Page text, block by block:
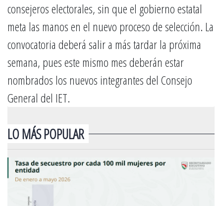
consejeros electorales, sin que el gobierno estatal
meta las manos en el nuevo proceso de selección. La
convocatoria deberá salir a más tardar la próxima
semana, pues este mismo mes deberán estar
nombrados los nuevos integrantes del Consejo
General del IET.
LO MÁS POPULAR